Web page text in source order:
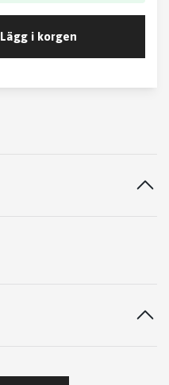
Lägg i korgen